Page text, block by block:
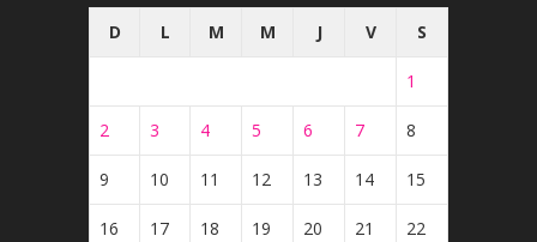
D
L M M J V S
1
2 3 4 5 6 7 8
9 10 11 12 13 14 15
16 17 18 19 20 21 22